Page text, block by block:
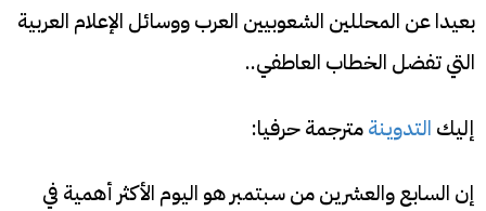
بعيدا عن المحللين الشعوبيين العرب ووسائل الإعلام العربية
التي تفضل الخطاب العاطفي..
إليك التدوينةمترجمة حرفيا:
إن السابع والعشرين من سبتمبر هو اليوم الأكثر أهمية في